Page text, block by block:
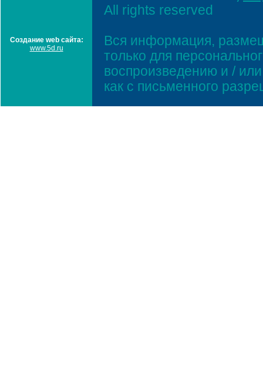
Создание web сайта:
www.5d.ru
All rights reserved
Вся информация,
только для
воспроизведению и /
как с письменного